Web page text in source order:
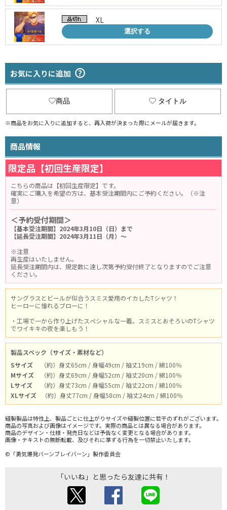
XL
選択する
お気に入りに追加
商品 タイトル
※商品をお気に入りに追加すると、再入荷が決まった際にメールが届きます。
商品情報
限定品【初回生産限定】
こちらの商品は【初回生産限定】です。
確実にご購入を希望の方は、基本受注期間内にご予約ください。（※注
意）
＜予約受付期間＞
【基本受注期間】2024年3月10日（日）まで
【延長受注期間】2024年3月11日（月）～
※注意
再生産はいたしません。
延長受注期間内は、規定数に達し次第予約受付終了となりますのでご注意
ください。
サングラスとビールが似合うスミス愛用のイカしたTシャツ！
ヒーローに憧れるブローに！
・工場で一から作り上げたスぺシャルな一着。スミスとおそろいのTシャツ
でワイキキの夜を楽しもう！
製品スペック（サイズ・素材など）
Sサイズ
（約）身丈65cm / 身幅49cm / 袖丈19cm / 綿100％
Mサイズ
（約）身丈69cm / 身幅52cm / 袖丈20cm / 綿100％
Lサイズ
（約）身丈73cm / 身幅55cm / 袖丈22cm / 綿100％
XLサイズ
（約）身丈77cm / 身幅58cm / 袖丈24cm / 綿100％
縫製製品は特性上、製品ごとに仕上がりサイズや縫製位置に若干のずれがございます。
商品の写真および画像はイメージです。実際の商品とは異なる場合があります。
商品のデザイン・仕様・発売日などは予告なく変更となる場合があります。
画像・テキストの無断転載、及びそれに準ずる行為を一切禁止いたします。
©「勇気爆発バーンブレイバーン」製作委員会
「いいね」と思ったら友達に共有！